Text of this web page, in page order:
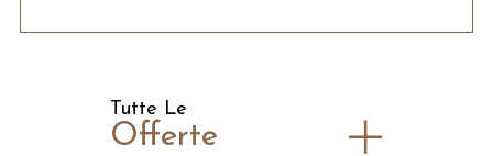
Tutte Le
Offerte